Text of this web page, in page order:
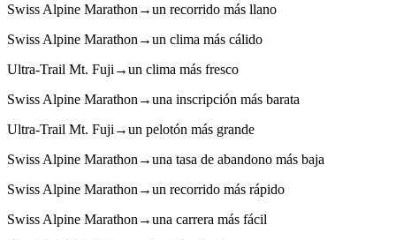
Swiss Alpine Marathon →un recorrido más llano
Swiss Alpine Marathon →un clima más cálido
Ultra-Trail Mt. Fuji →un clima más fresco
Swiss Alpine Marathon →una inscripción más barata
Ultra-Trail Mt. Fuji →un pelotón más grande
Swiss Alpine Marathon →una tasa de abandono más baja
Swiss Alpine Marathon →un recorrido más rápido
Swiss Alpine Marathon →una carrera más fácil